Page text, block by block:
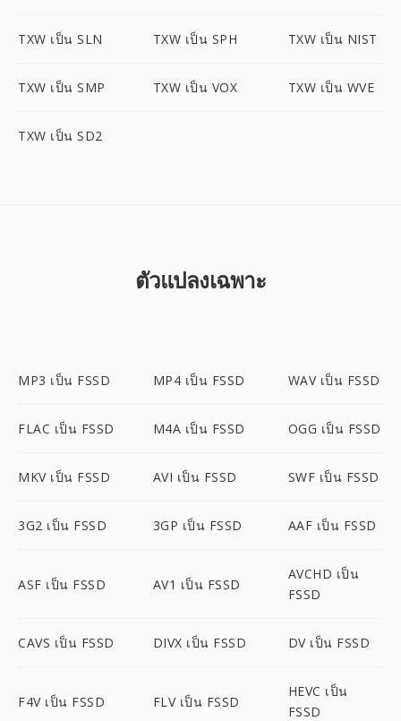
TXW เป็น SLN TXW เป็น SPH TXW เป็น NIST
TXW เป็น SMP TXW เป็น VOX TXW เป็น WVE
TXW เป็น SD2
ตัวแปลงเฉพาะ
MP3 เป็น FSSD MP4 เป็น FSSD WAV เป็น FSSD
FLAC เป็น FSSD M4A เป็น FSSD OGG เป็น FSSD
MKV เป็น FSSD AVI เป็น FSSD SWF เป็น FSSD
3G2 เป็น FSSD 3GP เป็น FSSD AAF เป็น FSSD
ASF เป็น FSSD AV1 เป็น FSSD
AVCHD เป็น
FSSD
CAVS เป็น FSSD DIVX เป็น FSSD DV เป็น FSSD
F4V เป็น FSSD FLV เป็น FSSD
HEVC เป็น
FSSD